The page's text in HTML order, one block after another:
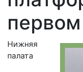
Нижняя
палата